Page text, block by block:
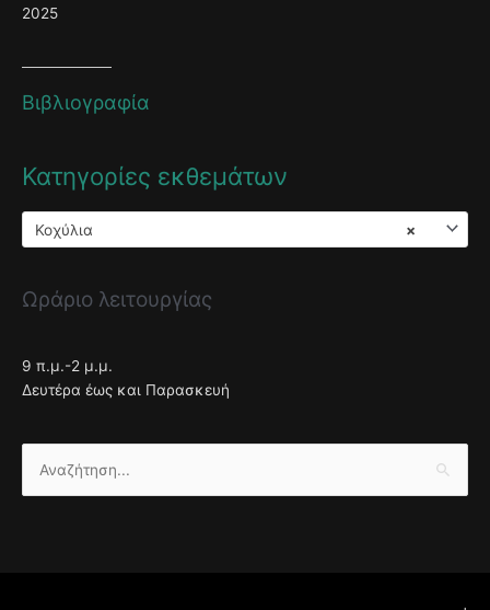
2025
Βιβλιογραφία
Κατηγορίες εκθεμάτων
×
Κοχύλια
Ωράριο λειτουργίας
9 π.μ.-2 μ.μ.
Δευτέρα έως και Παρασκευή
Αναζήτηση
για: